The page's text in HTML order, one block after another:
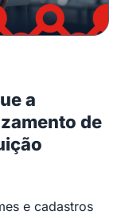
a
de
e cadastros